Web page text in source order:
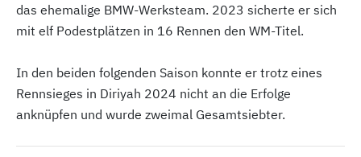
das ehemalige BMW-Werksteam. 2023 sicherte er sich
mit elf Podestplätzen in 16 Rennen den WM-Titel.
In den beiden folgenden Saison konnte er trotz eines
Rennsieges in Diriyah 2024 nicht an die Erfolge
anknüpfen und wurde zweimal Gesamtsiebter.